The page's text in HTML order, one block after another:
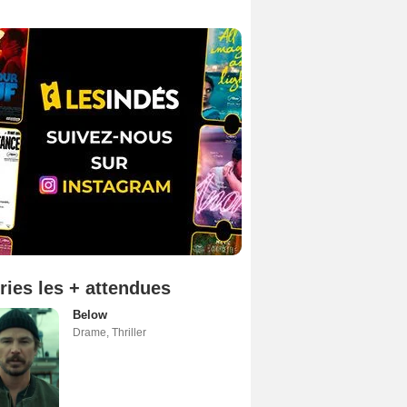
les + attendues
Below
Drame Thriller